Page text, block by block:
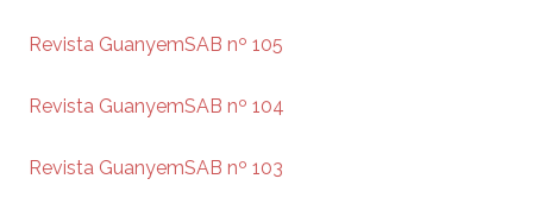
Revista GuanyemSAB nº 105
Revista GuanyemSAB nº 104
Revista GuanyemSAB nº 103